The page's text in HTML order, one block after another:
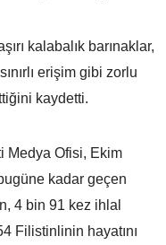
kalabalık barınaklar,
erişim gibi zorlu
kaydetti.
Medya Ofisi, Ekim
kadar geçen
4 bin 91 kez ihlal
Filistinlinin hayatını